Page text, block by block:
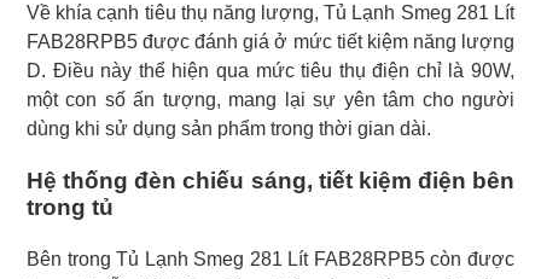
Về khía cạnh tiêu thụ năng lượng, Tủ Lạnh Smeg 281 Lít
FAB28RPB5 được đánh giá ở mức tiết kiệm năng lượng
D. Điều này thể hiện qua mức tiêu thụ điện chỉ là 90W,
một con số ấn tượng, mang lại sự yên tâm cho người
dùng khi sử dụng sản phẩm trong thời gian dài.
Hệ thống đèn chiếu sáng, tiết kiệm điện bên
trong tủ
Bên trong Tủ Lạnh Smeg 281 Lít FAB28RPB5 còn được